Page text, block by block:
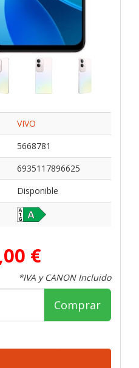
VIVO
5668781
6935117896625
Disponible
€
*IVA y CANON Incluido
Comprar